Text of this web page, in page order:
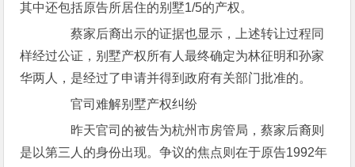
其中还包括原告所居住的别墅1/5的产权。
蔡家后裔出示的证据也显示，上述转让过程同
样经过公证，别墅产权所有人最终确定为林征明和孙家
华两人，是经过了申请并得到政府有关部门批准的。
官司难解别墅产权纠纷
昨天官司的被告为杭州市房管局，蔡家后裔则
是以第三人的身份出现。争议的焦点则在于原告1992年